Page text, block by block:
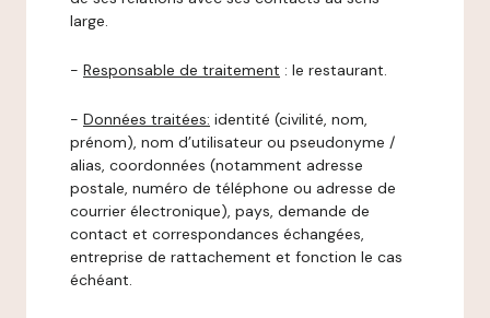
large.
- Responsable de traitement : le restaurant.
- Données traitées: identité (civilité, nom,
prénom), nom d’utilisateur ou pseudonyme /
alias, coordonnées (notamment adresse
postale, numéro de téléphone ou adresse de
courrier électronique), pays, demande de
contact et correspondances échangées,
entreprise de rattachement et fonction le cas
échéant.